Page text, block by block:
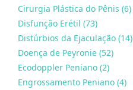
Cirurgia Plástica do Pênis (6)
Disfunção Erétil (73)
Distúrbios da Ejaculação (14)
Doença de Peyronie (52)
Ecodoppler Peniano (2)
Engrossamento Peniano (4)